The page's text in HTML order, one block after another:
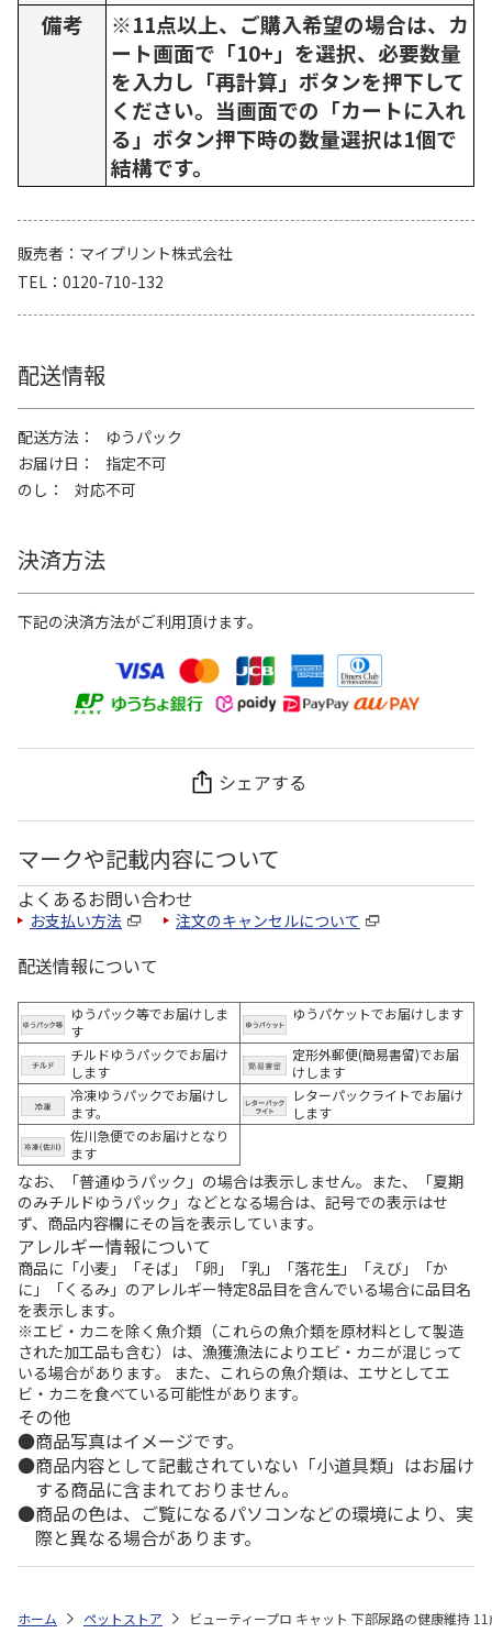
備考
※11点以上、ご購入希望の場合は、カ
ート画面で「10+」を選択、必要数量
を入力し「再計算」ボタンを押下して
ください。当画面での「カートに入れ
る」ボタン押下時の数量選択は1個で
結構です。
販売者
マイプリント株式会社
TEL
0120-710-132
配送情報
配送方法
ゆうパック
お届け日
指定不可
のし
対応不可
決済方法
下記の決済方法がご利用頂けます。
シェアする
マークや記載内容について
よくあるお問い合わせ
お支払い方法 注文のキャンセルについて
配送情報について
ゆうパック等でお届けしま
す
ゆうパケットでお届けします
チルドゆうパックでお届け
します
定形外郵便(簡易書留)でお届
けします
冷凍ゆうパックでお届けし
ます。
レターパックライトでお届け
します
佐川急便でのお届けとなり
ます
なお、「普通ゆうパック」の場合は表示しません。また、「夏期
のみチルドゆうパック」などとなる場合は、記号での表示はせ
ず、商品内容欄にその旨を表示しています。
アレルギー情報について
商品に「小麦」「そば」「卵」「乳」「落花生」「えび」「か
に」「くるみ」のアレルギー特定8品目を含んでいる場合に品目名
を表示します。
※エビ・カニを除く魚介類（これらの魚介類を原材料として製造
された加工品も含む）は、漁獲漁法によりエビ・カニが混じって
いる場合があります。 また、これらの魚介類は、エサとしてエ
ビ・カニを食べている可能性があります。
その他
商品写真はイメージです。
商品内容として記載されていない「小道具類」はお届け
する商品に含まれておりません。
商品の色は、ご覧になるパソコンなどの環境により、実
際と異なる場合があります。
ホーム ペットストア ビューティープロ キャット 下部尿路の健康維持